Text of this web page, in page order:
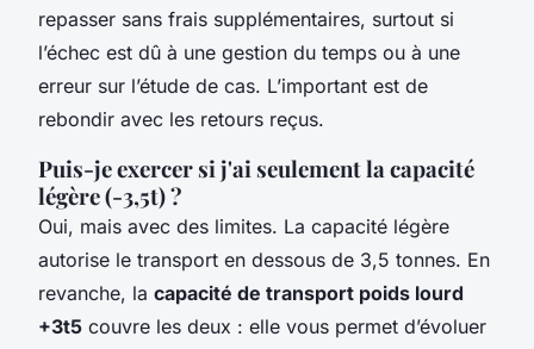
repasser sans frais supplémentaires, surtout si
l’échec est dû à une gestion du temps ou à une
erreur sur l’étude de cas. L’important est de
rebondir avec les retours reçus.
Puis-je exercer si j'ai seulement la capacité
légère (-3,5t) ?
Oui, mais avec des limites. La capacité légère
autorise le transport en dessous de 3,5 tonnes. En
revanche, la capacité de transport poids lourd
+3t5 couvre les deux : elle vous permet d’évoluer